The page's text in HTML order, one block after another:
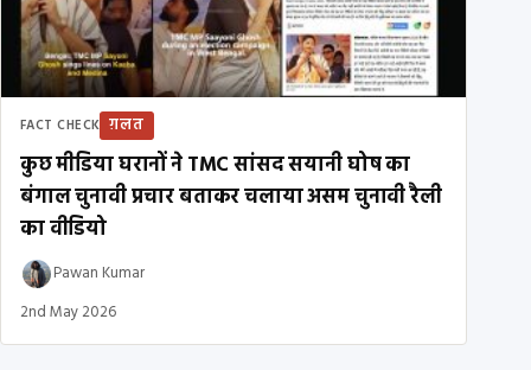
FACT CHECK ग़लत
कुछ मीडिया घरानों ने TMC सांसद सयानी घोष का
बंगाल चुनावी प्रचार बताकर चलाया असम चुनावी रैली
का वीडियो
Pawan Kumar
2nd May 2026